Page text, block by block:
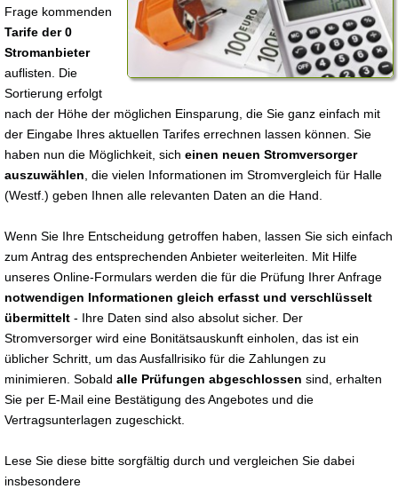
Frage kommenden
Tarife der 0
Stromanbieter
auflisten. Die
Sortierung erfolgt
nach der Höhe der möglichen Einsparung, die Sie ganz einfach mit
der Eingabe Ihres aktuellen Tarifes errechnen lassen können. Sie
haben nun die Möglichkeit, sich einen neuen Stromversorger
auszuwählen , die vielen Informationen im Stromvergleich für Halle
(Westf.) geben Ihnen alle relevanten Daten an die Hand.
Wenn Sie Ihre Entscheidung getroffen haben, lassen Sie sich einfach
zum Antrag des entsprechenden Anbieter weiterleiten. Mit Hilfe
unseres Online-Formulars werden die für die Prüfung Ihrer Anfrage
notwendigen Informationen gleich erfasst und verschlüsselt
übermittelt - Ihre Daten sind also absolut sicher. Der
Stromversorger wird eine Bonitätsauskunft einholen, das ist ein
üblicher Schritt, um das Ausfallrisiko für die Zahlungen zu
minimieren. Sobald alle Prüfungen abgeschlossen sind, erhalten
Sie per E-Mail eine Bestätigung des Angebotes und die
Vertragsunterlagen zugeschickt.
Lese Sie diese bitte sorgfältig durch und vergleichen Sie dabei
insbesondere